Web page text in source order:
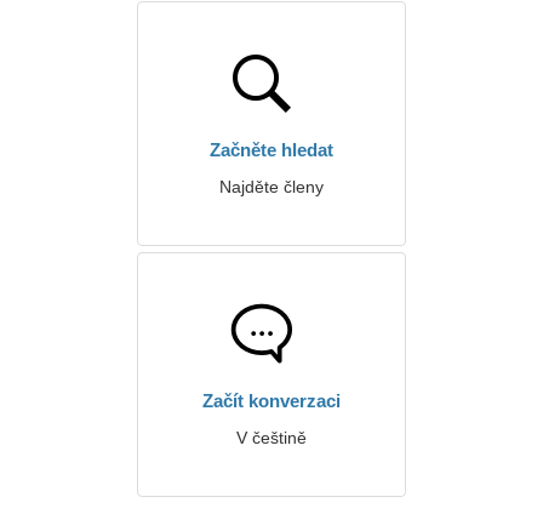
Začněte hledat
Najděte členy
Začít konverzaci
V češtině